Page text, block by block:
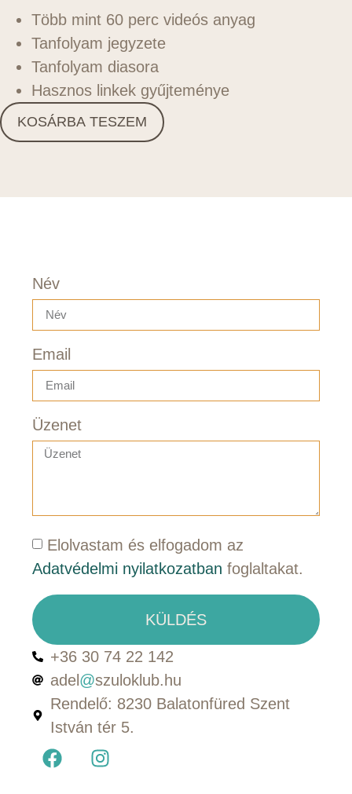
Több mint 60 perc videós anyag
Tanfolyam jegyzete
Tanfolyam diasora
Hasznos linkek gyűjteménye
KOSÁRBA TESZEM
Név
Email
Üzenet
Elolvastam és elfogadom az
Adatvédelmi nyilatkozatban foglaltakat.
KÜLDÉS
+36 30 74 22 142
adel@szuloklub.hu
Rendelő: 8230 Balatonfüred Szent
István tér 5.